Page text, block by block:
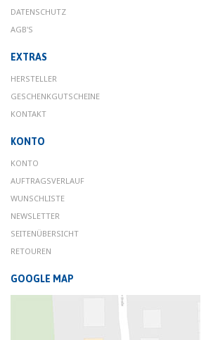
DATENSCHUTZ
AGB'S
EXTRAS
HERSTELLER
GESCHENKGUTSCHEINE
KONTAKT
KONTO
KONTO
AUFTRAGSVERLAUF
WUNSCHLISTE
NEWSLETTER
SEITENÜBERSICHT
RETOUREN
GOOGLE MAP